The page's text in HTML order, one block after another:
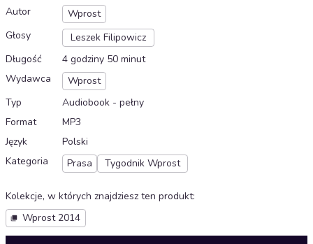
Autor
Wprost
Głosy
Leszek Filipowicz
Długość
4 godziny 50 minut
Wydawca
Wprost
Typ
Audiobook - pełny
Format
MP3
Język
Polski
Kategoria
Prasa Tygodnik Wprost
Kolekcje, w których znajdziesz ten produkt:
Wprost 2014